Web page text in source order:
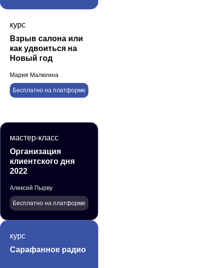
курс
Взрыв салона или
как удвоиться на
Новый год
Бесплатно на платформе
Мария Малюгина
мастер-класс
Организация
клиентского дня
2022
Бесплатно на платформе
Алексей Пырву
курс
Сарафанное радио